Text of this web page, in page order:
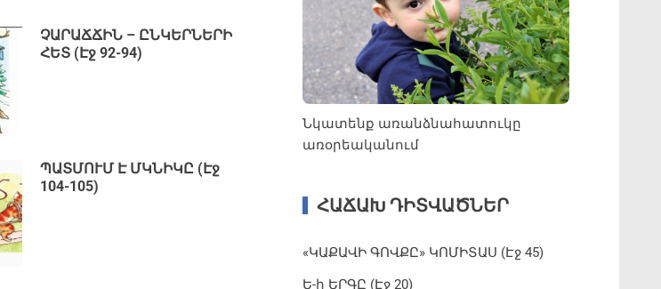
ՉԱՐԱՃՃԻՆ – ԸՆԿԵՐՆԵՐԻ
ՀԵՏ (Էջ 92-94)
ՊԱՏՄՈՒՄ Է ՄԿՆԻԿԸ (Էջ
104-105)
Նկատենք առանձնահատուկը
առօրեականում
ՀԱՃԱԽ ԴԻՏՎԱԾՆԵՐ
«ԿԱՔԱՎԻ ԳՈՎՔԸ» ԿՈՄԻՏԱՍ (Էջ 45)
Ե-ի ԵՐԳԸ (Էջ 20)